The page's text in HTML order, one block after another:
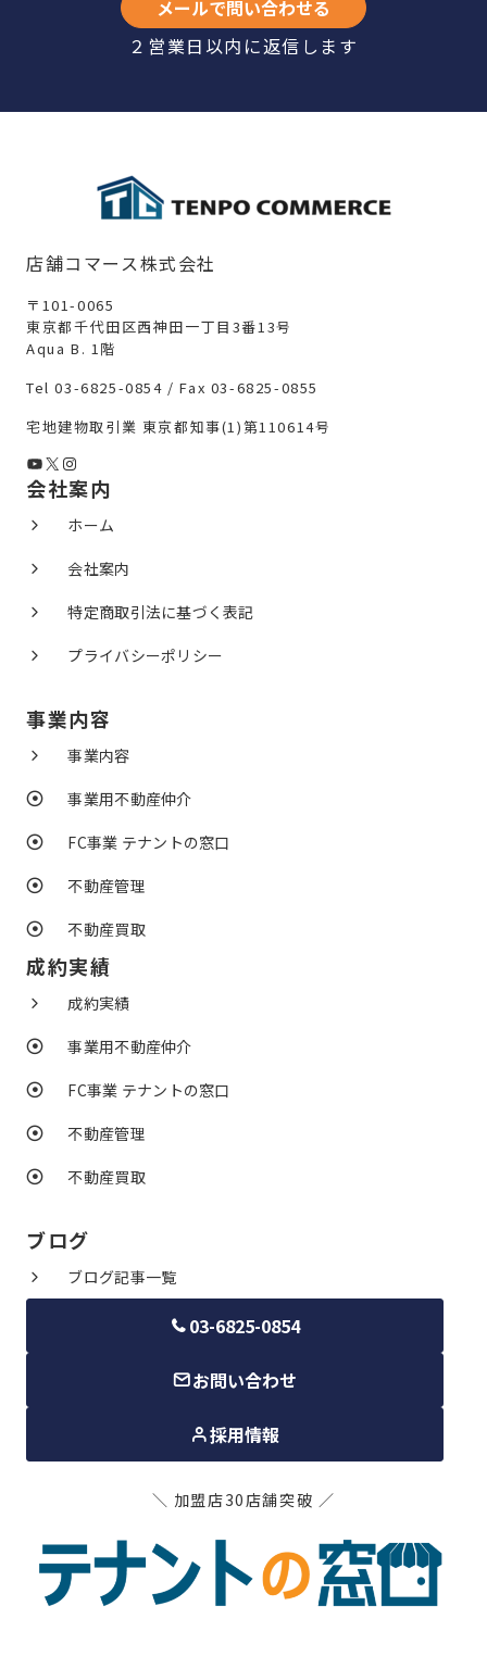
メールで問い合わせる
２営業日以内に返信します
店舗コマース株式会社
〒101-0065
東京都千代田区西神田一丁目3番13号
Aqua B. 1階
Tel 03-6825-0854 / Fax 03-6825-0855
宅地建物取引業 東京都知事(1)第110614号
YouTube
X Instagram
会社案内
ホーム
会社案内
特定商取引法に基づく表記
プライバシーポリシー
事業内容
事業内容
事業用不動産仲介
FC事業 テナントの窓口
不動産管理
不動産買取
成約実績
成約実績
事業用不動産仲介
FC事業 テナントの窓口
不動産管理
不動産買取
ブログ
ブログ記事一覧
03-6825-0854
お問い合わせ
採用情報
＼ 加盟店30店舗突破 ／